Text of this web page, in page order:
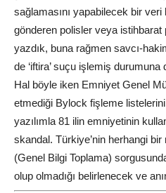
sağlamasını yapabilecek bir
gönderen polisler veya istihbarat
yazdık, buna rağmen savcı-
de ‘iftira’ suçu işlemiş durumuna
Hal böyle iken Emniyet Genel
etmediği Bylock fişleme
yazılımla 81 ilin emniyetinin
skandal. Türkiye’nin herhangi
(Genel Bilgi Toplama)
olup olmadığı belirlenecek ve